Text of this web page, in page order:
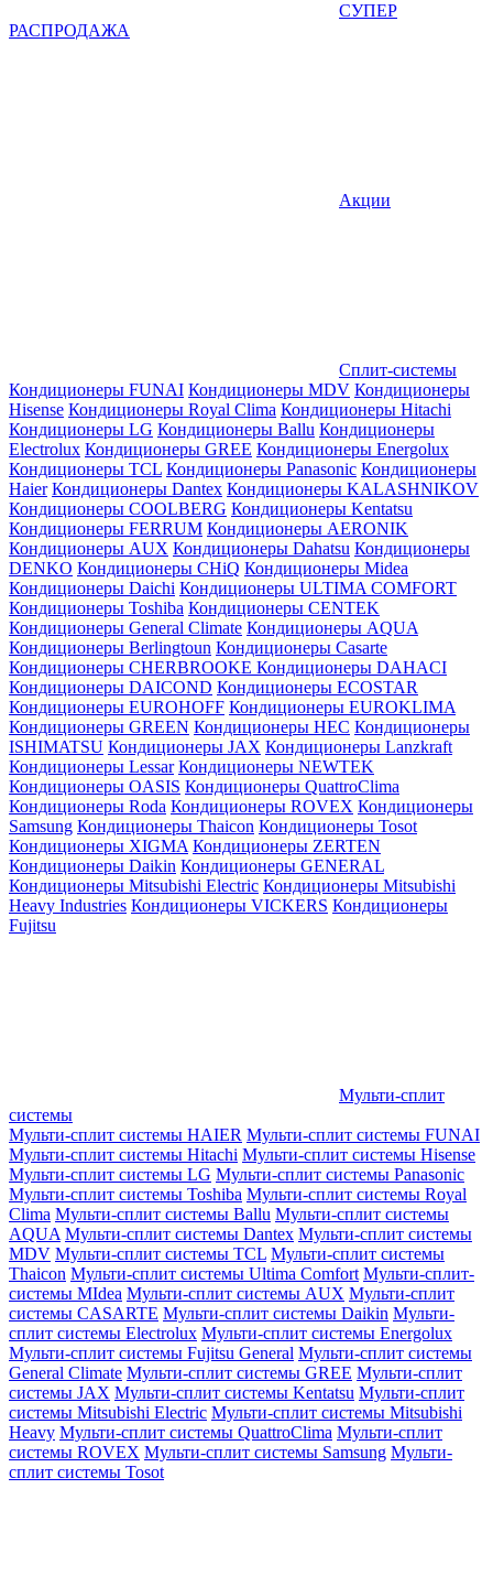
СУПЕР
РАСПРОДАЖА
Акции
Сплит-системы
Кондиционеры FUNAI Кондиционеры MDV Кондиционеры
Hisense Кондиционеры Royal Clima Кондиционеры Hitachi
Кондиционеры LG Кондиционеры Ballu Кондиционеры
Electrolux Кондиционеры GREE Кондиционеры Energolux
Кондиционеры TCL Кондиционеры Panasonic Кондиционеры
Haier Кондиционеры Dantex Кондиционеры KALASHNIKOV
Кондиционеры СOOLBERG Кондиционеры Kentatsu
Кондиционеры FERRUM Кондиционеры AERONIK
Кондиционеры AUX Кондиционеры Dahatsu Кондиционеры
DENKO Кондиционеры CHiQ Кондиционеры Midea
Кондиционеры Daichi Кондиционеры ULTIMA COMFORT
Кондиционеры Toshiba Кондиционеры CENTEK
Кондиционеры General Climate Кондиционеры AQUA
Кондиционеры Berlingtoun Кондиционеры Casarte
Кондиционеры CHERBROOKE Кондиционеры DAHACI
Кондиционеры DAICOND Кондиционеры ECOSTAR
Кондиционеры EUROHOFF Кондиционеры EUROKLIMA
Кондиционеры GREEN Кондиционеры HEC Кондиционеры
ISHIMATSU Кондиционеры JAX Кондиционеры Lanzkraft
Кондиционеры Lessar Кондиционеры NEWTEK
Кондиционеры OASIS Кондиционеры QuattroClima
Кондиционеры Roda Кондиционеры ROVEX Кондиционеры
Samsung Кондиционеры Thaicon Кондиционеры Tosot
Кондиционеры XIGMA Кондиционеры ZERTEN
Кондиционеры Daikin Кондиционеры GENERAL
Кондиционеры Mitsubishi Electric Кондиционеры Mitsubishi
Heavy Industries Кондиционеры VICKERS Кондиционеры
Fujitsu
Мульти-сплит
системы
Мульти-сплит системы HAIER Мульти-сплит системы FUNAI
Мульти-сплит системы Hitachi Мульти-сплит системы Hisense
Мульти-сплит системы LG Мульти-сплит системы Panasonic
Мульти-сплит системы Toshiba Мульти-сплит системы Royal
Clima Мульти-сплит системы Ballu Мульти-сплит системы
AQUA Мульти-сплит системы Dantex Мульти-сплит системы
MDV Мульти-сплит системы TCL Мульти-сплит системы
Thaicon Мульти-сплит системы Ultima Comfort Мульти-сплит-
системы MIdea Мульти-сплит системы AUX Мульти-сплит
системы CASARTE Мульти-сплит системы Daikin Мульти-
сплит системы Electrolux Мульти-сплит системы Energolux
Мульти-сплит системы Fujitsu General Мульти-сплит системы
General Climate Мульти-сплит системы GREE Мульти-сплит
системы JAX Мульти-сплит системы Kentatsu Мульти-сплит
системы Mitsubishi Electric Мульти-сплит системы Mitsubishi
Heavy Мульти-сплит системы QuattroClima Мульти-сплит
системы ROVEX Мульти-сплит системы Samsung Мульти-
сплит системы Tosot